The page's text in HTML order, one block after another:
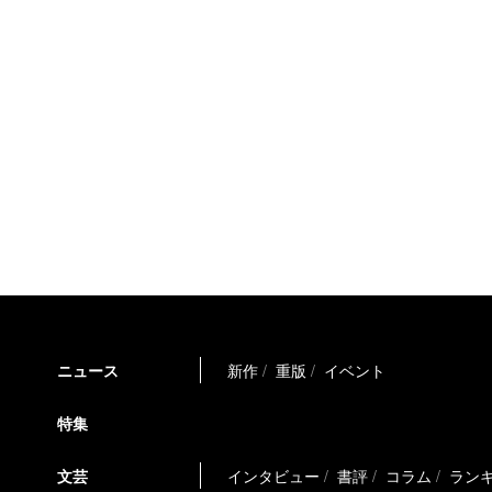
ニュース 新作 重版 イベント
特集
文芸 インタビュー 書評 コラム ラン